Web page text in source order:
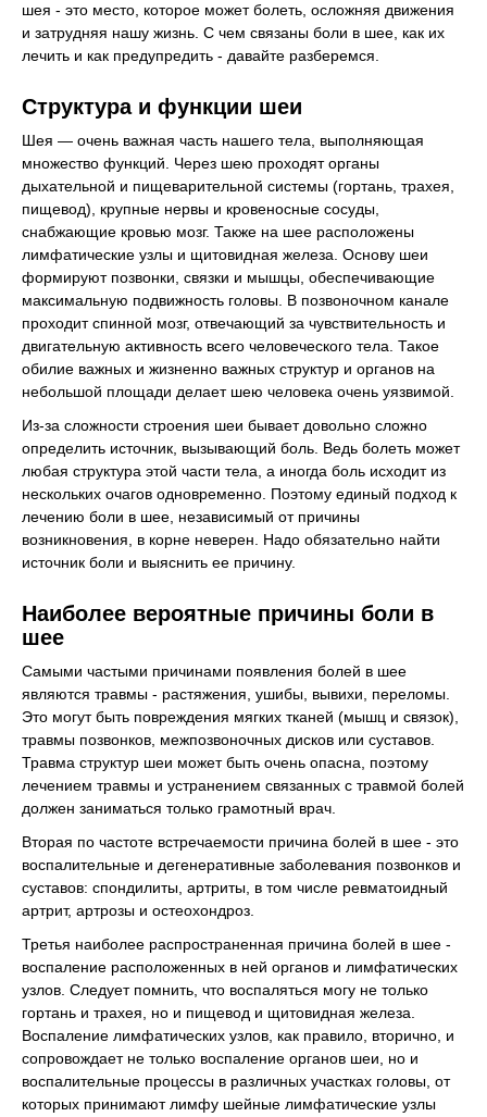
шея - это место, которое может болеть, осложняя движения
и затрудняя нашу жизнь. С чем связаны боли в шее, как их
лечить и как предупредить - давайте разберемся.
Структура и функции шеи
Шея — очень важная часть нашего тела, выполняющая
множество функций. Через шею проходят органы
дыхательной и пищеварительной системы (гортань, трахея,
пищевод), крупные нервы и кровеносные сосуды,
снабжающие кровью мозг. Также на шее расположены
лимфатические узлы и щитовидная железа. Основу шеи
формируют позвонки, связки и мышцы, обеспечивающие
максимальную подвижность головы. В позвоночном канале
проходит спинной мозг, отвечающий за чувствительность и
двигательную активность всего человеческого тела. Такое
обилие важных и жизненно важных структур и органов на
небольшой площади делает шею человека очень уязвимой.
Из-за сложности строения шеи бывает довольно сложно
определить источник, вызывающий боль. Ведь болеть может
любая структура этой части тела, а иногда боль исходит из
нескольких очагов одновременно. Поэтому единый подход к
лечению боли в шее, независимый от причины
возникновения, в корне неверен. Надо обязательно найти
источник боли и выяснить ее причину.
Наиболее вероятные причины боли в
шее
Самыми частыми причинами появления болей в шее
являются травмы - растяжения, ушибы, вывихи, переломы.
Это могут быть повреждения мягких тканей (мышц и связок),
травмы позвонков, межпозвоночных дисков или суставов.
Травма структур шеи может быть очень опасна, поэтому
лечением травмы и устранением связанных с травмой болей
должен заниматься только грамотный врач.
Вторая по частоте встречаемости причина болей в шее - это
воспалительные и дегенеративные заболевания позвонков и
суставов: спондилиты, артриты, в том числе ревматоидный
артрит, артрозы и остеохондроз.
Третья наиболее распространенная причина болей в шее -
воспаление расположенных в ней органов и лимфатических
узлов. Следует помнить, что воспаляться могу не только
гортань и трахея, но и пищевод и щитовидная железа.
Воспаление лимфатических узлов, как правило, вторично, и
сопровождает не только воспаление органов шеи, но и
воспалительные процессы в различных участках головы, от
которых принимают лимфу шейные лимфатические узлы